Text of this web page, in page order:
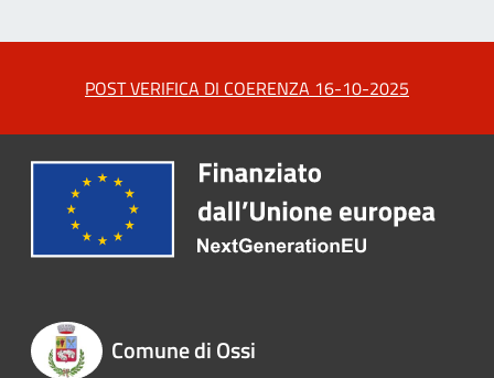
POST VERIFICA DI COERENZA 16-10-2025
Comune di Ossi